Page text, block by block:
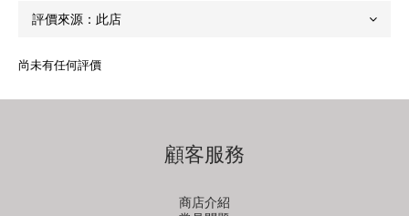
尚未有任何評價
顧客服務
商店介紹